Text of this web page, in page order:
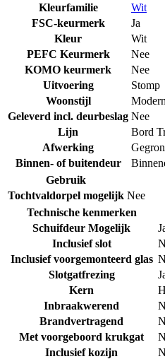
Kleurfamilie
Wit
FSC-keurmerk
Ja
Kleur
Wit
PEFC Keurmerk
Nee
KOMO keurmerk
Nee
Uitvoering
Stomp
Woonstijl
Modern
Geleverd incl. deurbeslag Nee
Lijn
Bord
Afwerking
Binnen- of buitendeur
Gebruik
Tochtvaldorpel mogelijk Nee
Technische kenmerken
Schuifdeur Mogelijk
Inclusief slot
Inclusief voorgemonteerd glas
Slotgatfrezing
Kern
Inbraakwerend
Brandvertragend
Met voorgeboord krukgat
Inclusief kozijn